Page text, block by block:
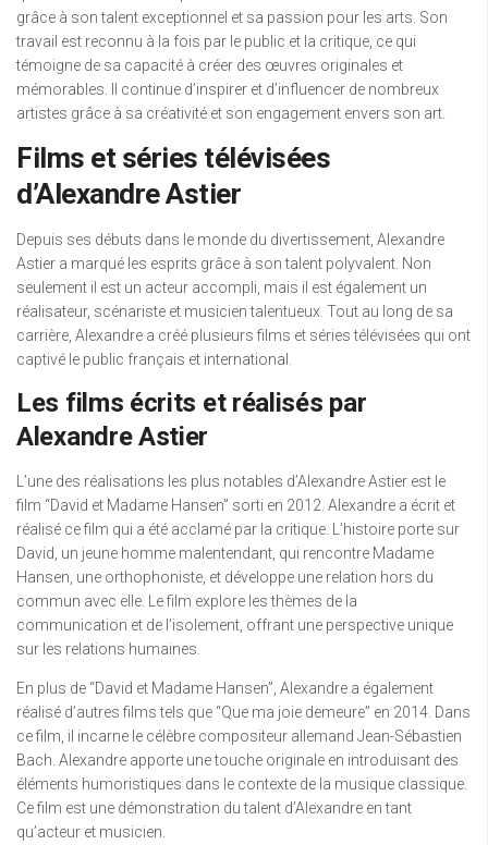
grâce à son talent exceptionnel et sa passion pour les arts. Son
travail est reconnu à la fois par le public et la critique, ce qui
témoigne de sa capacité à créer des œuvres originales et
mémorables. Il continue d’inspirer et d’influencer de nombreux
artistes grâce à sa créativité et son engagement envers son art.
Films et séries télévisées
d’Alexandre Astier
Depuis ses débuts dans le monde du divertissement, Alexandre
Astier a marqué les esprits grâce à son talent polyvalent. Non
seulement il est un acteur accompli, mais il est également un
réalisateur, scénariste et musicien talentueux. Tout au long de sa
carrière, Alexandre a créé plusieurs films et séries télévisées qui ont
captivé le public français et international.
Les films écrits et réalisés par
Alexandre Astier
L’une des réalisations les plus notables d’Alexandre Astier est le
film “David et Madame Hansen” sorti en 2012. Alexandre a écrit et
réalisé ce film qui a été acclamé par la critique. L’histoire porte sur
David, un jeune homme malentendant, qui rencontre Madame
Hansen, une orthophoniste, et développe une relation hors du
commun avec elle. Le film explore les thèmes de la
communication et de l’isolement, offrant une perspective unique
sur les relations humaines.
En plus de “David et Madame Hansen”, Alexandre a également
réalisé d’autres films tels que “Que ma joie demeure” en 2014. Dans
ce film, il incarne le célèbre compositeur allemand Jean-Sébastien
Bach. Alexandre apporte une touche originale en introduisant des
éléments humoristiques dans le contexte de la musique classique.
Ce film est une démonstration du talent d’Alexandre en tant
qu’acteur et musicien.